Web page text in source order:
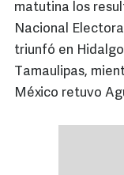
matutina los
Nacional
triunfó en
Tamaulipas,
México retuvo